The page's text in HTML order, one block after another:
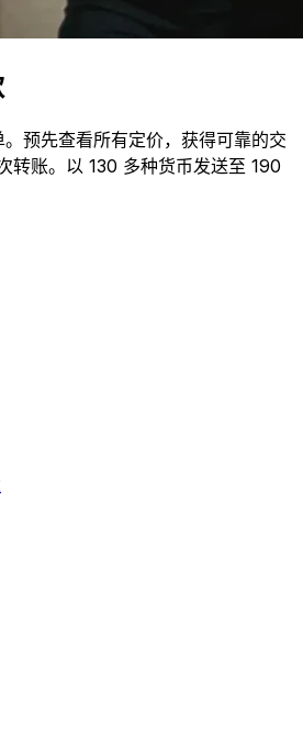
预先查看所有定价，获得可靠的交
转账。以 130 多种货币发送至 190